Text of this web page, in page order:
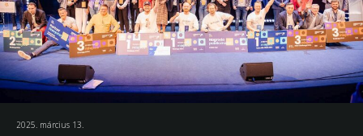
2025. március 13.